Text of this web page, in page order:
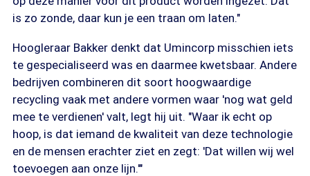
is zo zonde, daar kun je een traan om laten."
Hoogleraar Bakker denkt dat Umincorp misschien iets
te gespecialiseerd was en daarmee kwetsbaar. Andere
bedrijven combineren dit soort hoogwaardige
recycling vaak met andere vormen waar 'nog wat geld
mee te verdienen' valt, legt hij uit. "Waar ik echt op
hoop, is dat iemand de kwaliteit van deze technologie
en de mensen erachter ziet en zegt: 'Dat willen wij wel
toevoegen aan onze lijn.'"